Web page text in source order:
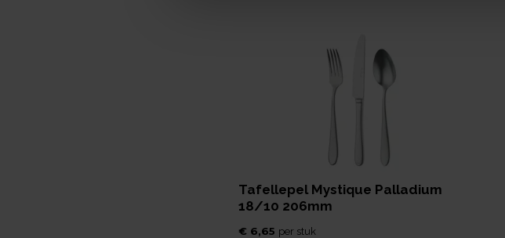
Tafellepel Mystique Palladium
18/10 206mm
€ 6,65 per stuk